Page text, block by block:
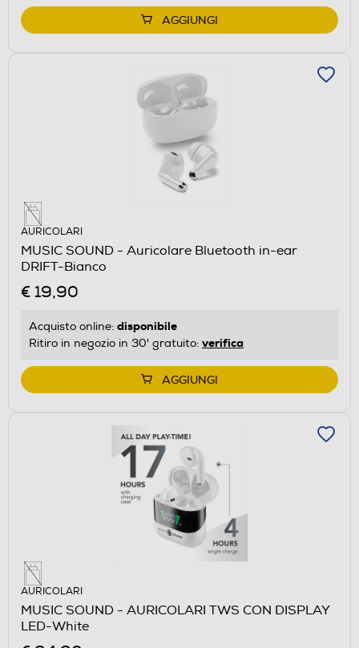
AGGIUNGI
AURICOLARI
MUSIC SOUND - Auricolare Bluetooth in-ear
DRIFT-Bianco
€ 19,90
Acquisto online: disponibile
Ritiro in negozio in 30' gratuito: verifica
AGGIUNGI
AURICOLARI
MUSIC SOUND - AURICOLARI TWS CON DISPLAY
LED-White